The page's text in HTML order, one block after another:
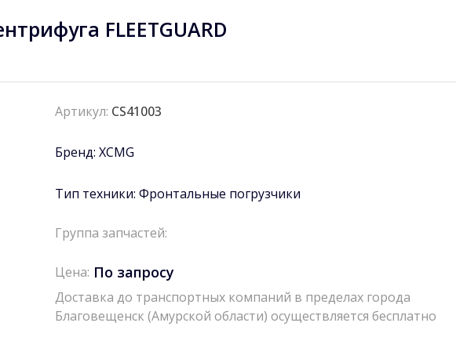
FLEETGUARD
Артикул: CS41003
Бренд: XCMG
Тип техники: Фронтальные погрузчики
Группа запчастей:
Цена: По запросу
Доставка до транспортных компаний в пределах города
Благовещенск (Амурской области) осуществляется бесплатно